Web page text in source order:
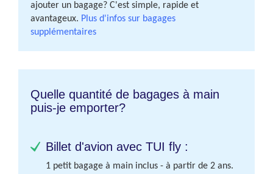
ajouter un bagage? C'est simple, rapide et
avantageux. Plus d'infos sur bagages
supplémentaires
Quelle quantité de bagages à main
puis-je emporter?
Billet d'avion avec TUI fly :
1 petit bagage à main inclus - à partir de 2 ans.